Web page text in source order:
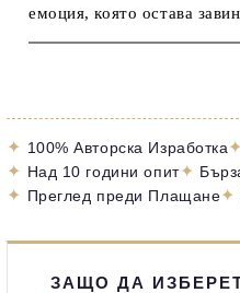
емоция, която остава
✦ 100% Авторска Изработка✦
✦ Над 10 години опит✦
✦ Преглед преди Плащане✦
ЗАЩО ДА